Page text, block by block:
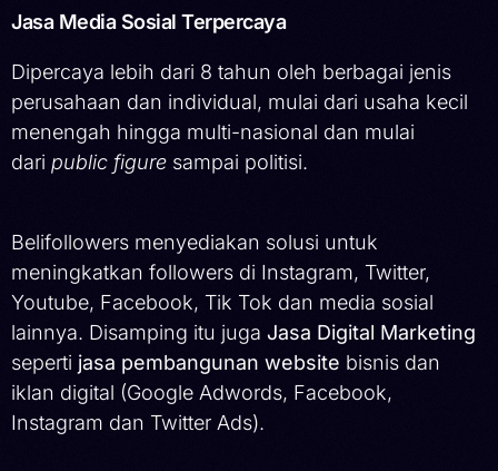
Jasa Media Sosial Terpercaya
Dipercaya lebih dari 8 tahun oleh berbagai jenis
perusahaan dan individual, mulai dari usaha kecil
menengah hingga multi-nasional dan mulai
dari public figure sampai politisi.
Belifollowers menyediakan solusi untuk
meningkatkan followers di Instagram, Twitter,
Youtube, Facebook, Tik Tok dan media sosial
lainnya. Disamping itu juga Jasa Digital Marketing
seperti jasa pembangunan website bisnis dan
iklan digital (Google Adwords, Facebook,
Instagram dan Twitter Ads).